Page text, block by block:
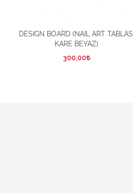
DESIGN BOARD (NAIL ART TABLASI
KARE BEYAZ)
300,00